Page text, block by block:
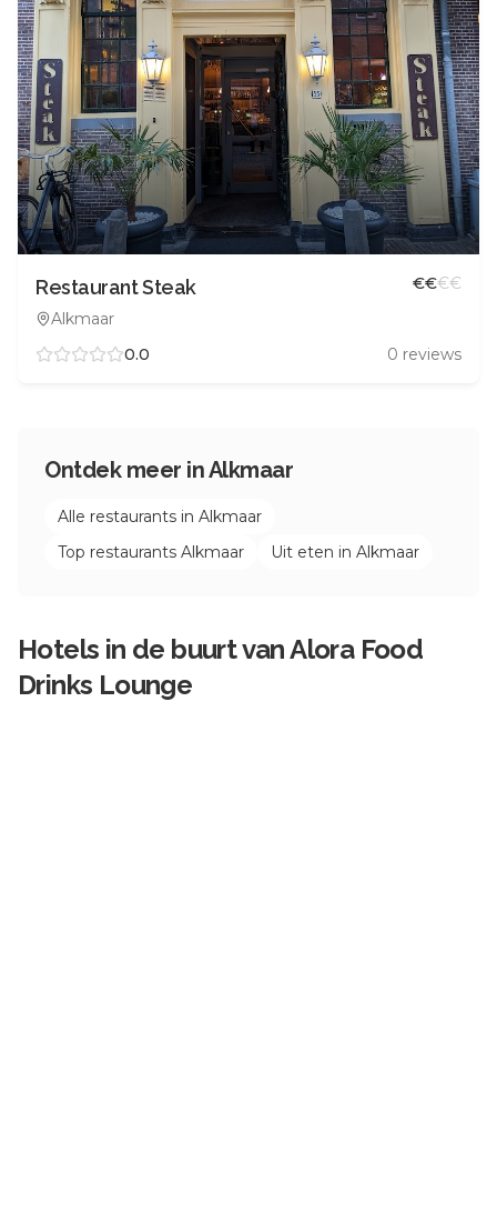
Restaurant Steak
Alkmaar
€€€€
0.0 0 reviews
Ontdek meer inAlkmaar
Alle restaurants in Alkmaar
Top restaurants Alkmaar Uit eten in Alkmaar
Hotels in de buurt vanAlora Food
Drinks Lounge